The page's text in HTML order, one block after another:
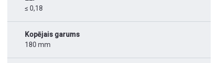
≤ 0,18
Kopējais garums
180 mm